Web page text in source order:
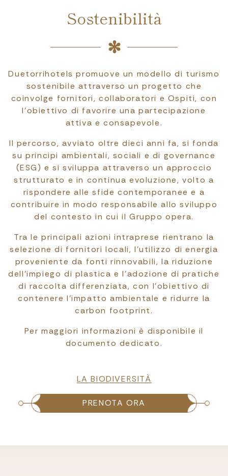
Sostenibilità
Duetorrihotels promuove un modello di turismo
sostenibile attraverso un progetto che
coinvolge fornitori, collaboratori e Ospiti, con
l’obiettivo di favorire una partecipazione
attiva e consapevole.
Il percorso, avviato oltre dieci anni fa, si fonda
su principi ambientali, sociali e di governance
(ESG) e si sviluppa attraverso un approccio
strutturato e in continua evoluzione, volto a
rispondere alle sfide contemporanee e a
contribuire in modo responsabile allo sviluppo
del contesto in cui il Gruppo opera.
Tra le principali azioni intraprese rientrano la
selezione di fornitori locali, l’utilizzo di energia
proveniente da fonti rinnovabili, la riduzione
dell’impiego di plastica e l’adozione di pratiche
di raccolta differenziata, con l’obiettivo di
contenere l’impatto ambientale e ridurre la
carbon footprint.
Per maggiori informazioni è disponibile il
documento dedicato.
LA BIODIVERSITÀ
PRENOTA ORA